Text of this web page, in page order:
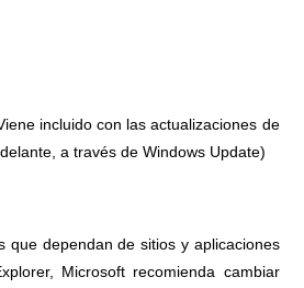
incluido con las actualizaciones de
a través de Windows Update)
que dependan de sitios y aplicaciones
Microsoft recomienda cambiar